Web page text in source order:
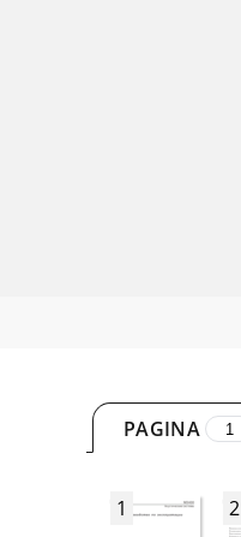
PAGINA
1 2